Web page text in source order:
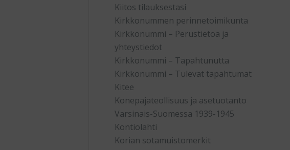
Kiitos tilauksestasi
Kirkkonummen perinnetoimikunta
Kirkkonummi – Perustietoa ja
yhteystiedot
Kirkkonummi – Tapahtunutta
Kirkkonummi – Tulevat tapahtumat
Kitee
Konepajateollisuus ja asetuotanto
Varsinais-Suomessa 1939-1945
Kontiolahti
Korian sotamuistomerkit